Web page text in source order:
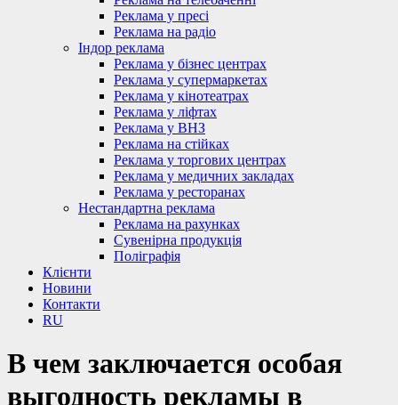
Реклама у пресі
Реклама на радіо
Індор реклама
Реклама у бізнес центрах
Реклама у супермаркетах
Реклама у кінотеатрах
Реклама у ліфтах
Реклама у ВНЗ
Реклама на стійках
Реклама у торгових центрах
Реклама у медичних закладах
Реклама у ресторанах
Нестандартна реклама
Реклама на рахунках
Сувенірна продукція
Поліграфія
Клієнти
Новини
Контакти
RU
В чем заключается особая
выгодность рекламы в